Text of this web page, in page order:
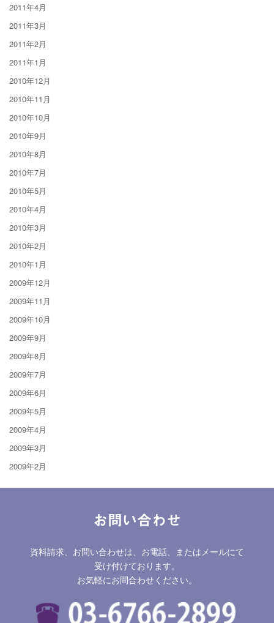
2011年4月
2011年3月
2011年2月
2011年1月
2010年12月
2010年11月
2010年10月
2010年9月
2010年8月
2010年7月
2010年5月
2010年4月
2010年3月
2010年2月
2010年1月
2009年12月
2009年11月
2009年10月
2009年9月
2009年8月
2009年7月
2009年6月
2009年5月
2009年4月
2009年3月
2009年2月
お問い合わせ
資料請求、お問い合わせは、お電話、またはメールにて
受け付けております。
お気軽にお問合わせください。